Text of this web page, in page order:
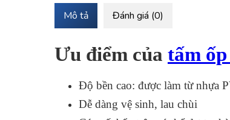
Mô tả Đánh giá (0)
Ưu điểm của tấm
Độ bền cao: được làm từ nhựa
Dễ dàng vệ sinh, lau chùi